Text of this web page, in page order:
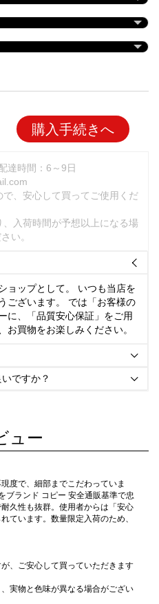
購入手続きへ
達時間：6～9日
、安心して買ってご使用くだ
入荷時間が予想以上になる場
い。

ョップとして。 いつも当店を
ございます。 では「お客様の
に、「品質安心保証」をご用
お買物をお楽しみください。

ですか？ 
ュー
度で、細部までこだわっていま
ブランド コピー 安全通販基準で忠
久性も抜群。使用者からは「安心
ています。数量限定入荷のため、
、ご安心して買っていただきます
実物と色味が異なる場合がござい